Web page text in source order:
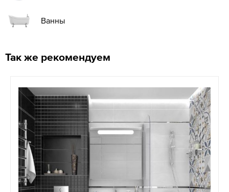
Ванны
Так же рекомендуем